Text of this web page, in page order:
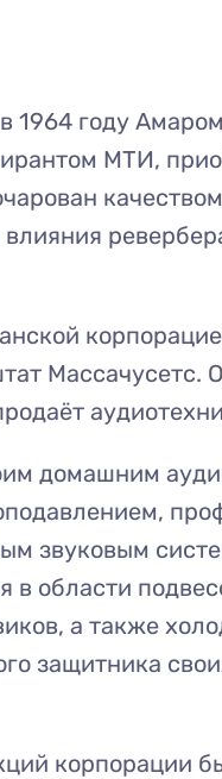
1964 году
МТИ,
Массачусетс.
домашним
звуковым
в области
а также
защитника
корпорации